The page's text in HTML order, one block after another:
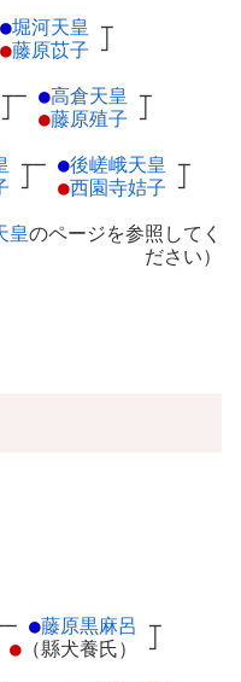
●堀河天皇 ┬
●藤原苡子 ┘
┬
┘
─ ●高倉天皇 ┬
●藤原殖子 ┘
┬
┘
─ ●後嵯峨天皇 ┬
●西園寺姞子 ┘
皇のページを参照してく
ださい）
●藤原黒麻呂 ┬
● （縣犬養氏） ┘